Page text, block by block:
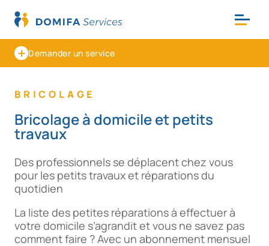
Demander un service
BRICOLAGE
Bricolage à domicile et petits
travaux
Des professionnels se déplacent chez vous
pour les petits travaux et réparations du
quotidien
La liste des petites réparations à effectuer à
votre domicile s’agrandit et vous ne savez pas
comment faire ? Avec un abonnement mensuel